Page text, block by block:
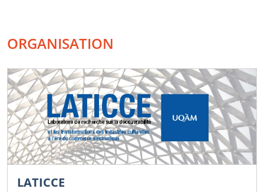
ORGANISATION
LATICCE